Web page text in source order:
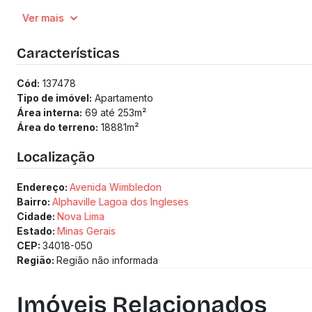
Localizado no ponto mais alto da Lagoa dos Ingleses,
Ver mais
Características
Cód: 137478
Tipo de imóvel: Apartamento
Área interna: 69 até 253m²
Área do terreno: 18881m²
Localização
Endereço: Avenida Wimbledon
Bairro: Alphaville Lagoa dos Ingleses
Cidade: Nova Lima
Estado: Minas Gerais
CEP: 34018-050
Região: Região não informada
Imóveis Relacionados